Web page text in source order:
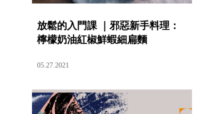
放鬆的入門課 ｜邪惡新手料理：
檸檬奶油紅椒鮮蝦細扁麵
05.27.2021